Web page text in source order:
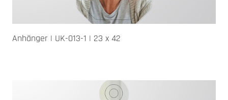
Anhänger | UK-013-1 | 23 x 42